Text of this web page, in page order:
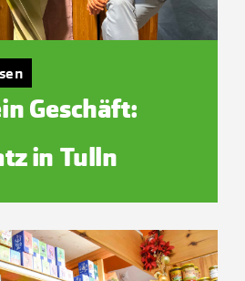
Geschäft:
in Tulln